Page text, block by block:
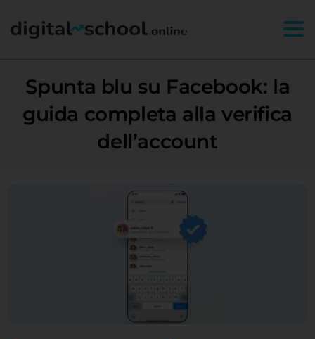
Spunta blu su Facebook: la
guida completa alla verifica
dell’account